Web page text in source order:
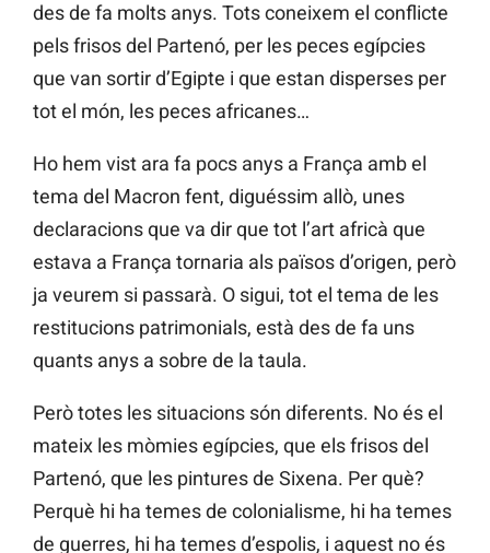
des de fa molts anys. Tots coneixem el conflicte
pels frisos del Partenó, per les peces egípcies
que van sortir d’Egipte i que estan disperses per
tot el món, les peces africanes…
Ho hem vist ara fa pocs anys a França amb el
tema del Macron fent, diguéssim allò, unes
declaracions que va dir que tot l’art africà que
estava a França tornaria als països d’origen, però
ja veurem si passarà. O sigui, tot el tema de les
restitucions patrimonials, està des de fa uns
quants anys a sobre de la taula.
Però totes les situacions són diferents. No és el
mateix les mòmies egípcies, que els frisos del
Partenó, que les pintures de Sixena. Per què?
Perquè hi ha temes de colonialisme, hi ha temes
de guerres, hi ha temes d’espolis, i aquest no és